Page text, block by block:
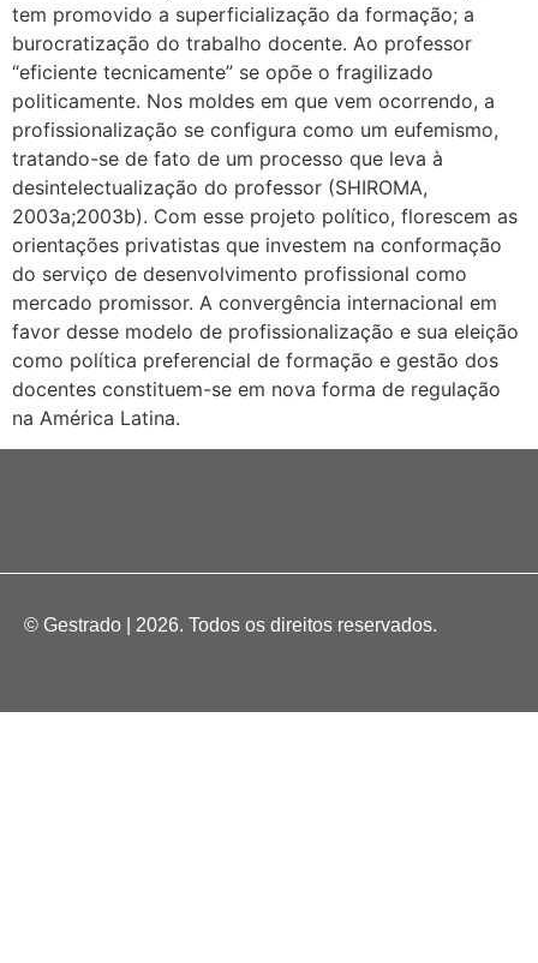
tem promovido a superficialização da formação; a
burocratização do trabalho docente. Ao professor
“eficiente tecnicamente” se opõe o fragilizado
politicamente. Nos moldes em que vem ocorrendo, a
profissionalização se configura como um eufemismo,
tratando-se de fato de um processo que leva à
desintelectualização do professor (SHIROMA,
2003a;2003b). Com esse projeto político, florescem as
orientações privatistas que investem na conformação
do serviço de desenvolvimento profissional como
mercado promissor. A convergência internacional em
favor desse modelo de profissionalização e sua eleição
como política preferencial de formação e gestão dos
docentes constituem-se em nova forma de regulação
na América Latina.
© Gestrado | 2026. Todos os direitos reservados.